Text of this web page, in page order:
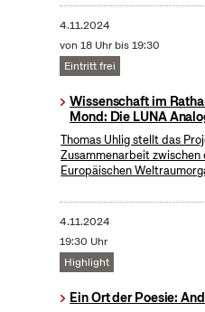
4.11.2024
von 18 Uhr bis 19:30
Eintritt frei
Wissenschaft im
Mond: Die LUNA
Thomas Uhlig stellt das
Zusammenarbeit zwischen
Europäischen
4.11.2024
19:30 Uhr
Highlight
Ein Ort der Poesie: